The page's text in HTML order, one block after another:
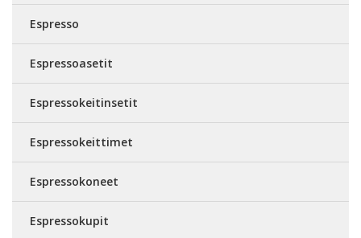
Espresso
Espressoasetit
Espressokeitinsetit
Espressokeittimet
Espressokoneet
Espressokupit